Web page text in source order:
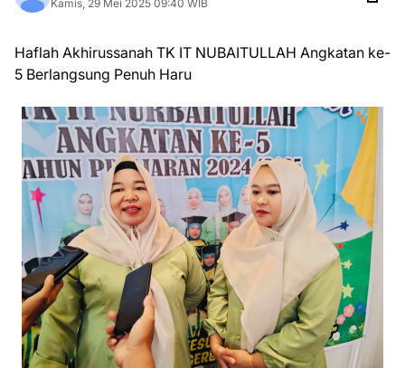
Kamis, 29 Mei 2025 09:40 WIB
Haflah Akhirussanah TK IT NUBAITULLAH Angkatan ke-
5 Berlangsung Penuh Haru